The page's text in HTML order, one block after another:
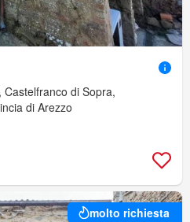
Castelfranco di Sopra,
di Arezzo
molto richiesta